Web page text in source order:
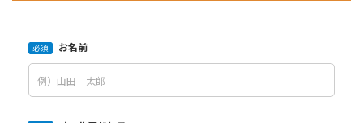
必須 お名前